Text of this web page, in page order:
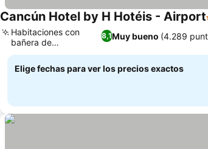
Cancún Hotel by H Hotéis - Airport
8,1Muy bueno (4.289
Habitaciones con
bañera de
hidromasaje
Elige fechas para ver los precios exactos